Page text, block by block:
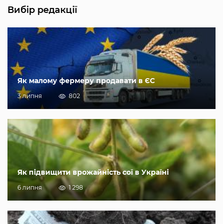
Вибір редакції
Як малому фермеру продавати в ЄС
3 липня 802
Як підвищити врожайність сої в Україні
6 липня 1 298